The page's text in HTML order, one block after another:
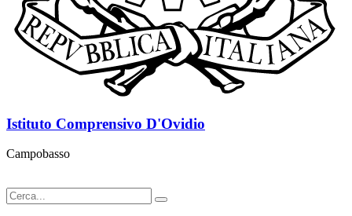
Istituto Comprensivo D'Ovidio
Campobasso